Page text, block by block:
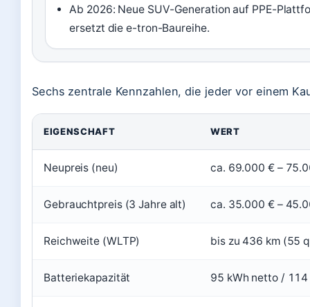
Ab 2026: Neue SUV-Generation auf PPE-
ersetzt die e-tron-Baureihe.
Sechs zentrale Kennzahlen, die jeder vor einem
EIGENSCHAFT WERT
Neupreis (neu) ca. 69.000 € –
Gebrauchtpreis (3 Jahre alt) ca. 35.000 € –
Reichweite (WLTP) bis zu 436 km (55
Batteriekapazität 95 kWh netto /